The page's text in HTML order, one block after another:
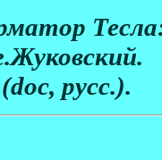
русс.).